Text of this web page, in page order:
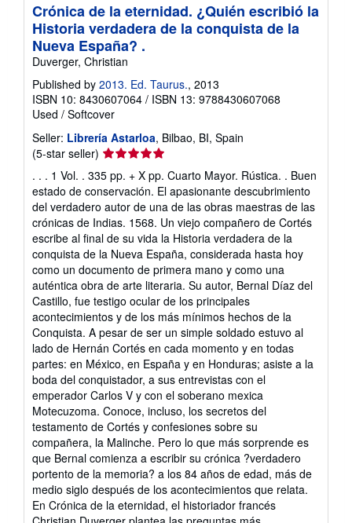
Crónica de la eternidad. ¿Quién escribió la
Historia verdadera de la conquista de la
Nueva España? .
Duverger, Christian
Published by 2013. Ed. Taurus., 2013
ISBN 10: 8430607064 / ISBN 13: 9788430607068
Used / Softcover
Seller: Librería Astarloa, Bilbao, BI, Spain
(5-star seller) Seller
rating
5
out
of
5
stars
. . . 1 Vol. . 335 pp. + X pp. Cuarto Mayor. Rústica. . Buen
estado de conservación. El apasionante descubrimiento
del verdadero autor de una de las obras maestras de las
crónicas de Indias. 1568. Un viejo compañero de Cortés
escribe al final de su vida la Historia verdadera de la
conquista de la Nueva España, considerada hasta hoy
como un documento de primera mano y como una
auténtica obra de arte literaria. Su autor, Bernal Díaz del
Castillo, fue testigo ocular de los principales
acontecimientos y de los más mínimos hechos de la
Conquista. A pesar de ser un simple soldado estuvo al
lado de Hernán Cortés en cada momento y en todas
partes: en México, en España y en Honduras; asiste a la
boda del conquistador, a sus entrevistas con el
emperador Carlos V y con el soberano mexica
Motecuzoma. Conoce, incluso, los secretos del
testamento de Cortés y confesiones sobre su
compañera, la Malinche. Pero lo que más sorprende es
que Bernal comienza a escribir su crónica ?verdadero
portento de la memoria? a los 84 años de edad, más de
medio siglo después de los acontecimientos que relata.
En Crónica de la eternidad, el historiador francés